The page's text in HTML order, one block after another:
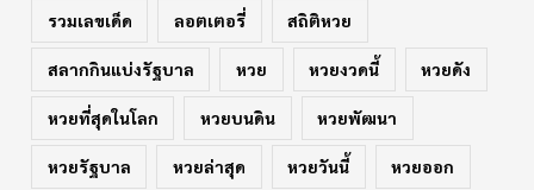
รวมเลขเด็ด ลอตเตอรี่ สถิติหวย
สลากกินแบ่งรัฐบาล หวย หวยงวดนี้ หวยดัง
หวยที่สุดในโลก หวยบนดิน หวยพัฒนา
หวยรัฐบาล หวยล่าสุด หวยวันนี้ หวยออก